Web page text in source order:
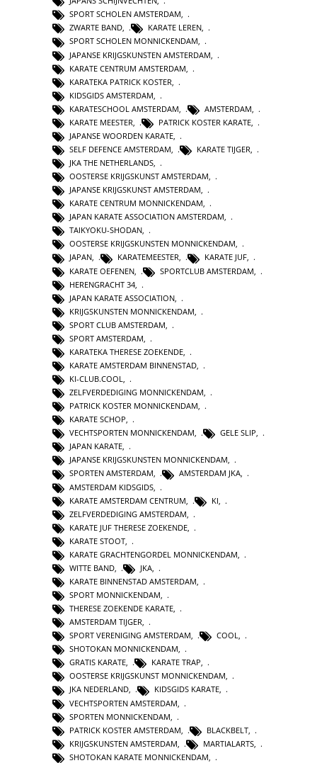
SPORT SCHOLEN AMSTERDAM,
ZWARTE BAND, KARATE LEREN,
SPORT SCHOLEN MONNICKENDAM,
JAPANSE KRIJGSKUNSTEN AMSTERDAM
KARATE CENTRUM AMSTERDAM
KARATEKA PATRICK KOSTER
KIDSGIDS AMSTERDAM
KARATESCHOOL AMSTERDAM
AMSTERDAM
KARATE MEESTER
PATRICK KOSTER KARATE
JAPANSE WOORDEN KARATE
SELF DEFENCE AMSTERDAM
KARATE TIJGER
JKA THE NETHERLANDS,
OOSTERSE KRIJGSKUNST AMSTERDAM,
JAPANSE KRIJGSKUNST AMSTERDAM,
KARATE CENTRUM MONNICKENDAM,
JAPAN KARATE ASSOCIATION AMSTERDAM,
TAIKYOKU-SHODAN,
OOSTERSE KRIJGSKUNSTEN MONNICKENDAM,
JAPAN, KARATEMEESTER, KARATE JUF,
KARATE OEFENEN
SPORTCLUB AMSTERDAM
HERENGRACHT 34
JAPAN KARATE ASSOCIATION
KRIJGSKUNSTEN MONNICKENDAM
SPORT CLUB AMSTERDAM
SPORT AMSTERDAM
KARATEKA THERESE ZOEKENDE
KARATE AMSTERDAM BINNENSTAD
KI-CLUB.COOL,
ZELFVERDEDIGING MONNICKENDAM,
PATRICK KOSTER MONNICKENDAM,
KARATE SCHOP,
VECHTSPORTEN MONNICKENDAM, GELE SLIP,
JAPAN KARATE,
JAPANSE KRIJGSKUNSTEN MONNICKENDAM,
SPORTEN AMSTERDAM, AMSTERDAM JKA,
AMSTERDAM KIDSGIDS
KARATE AMSTERDAM CENTRUM
KI
ZELFVERDEDIGING AMSTERDAM
KARATE JUF THERESE ZOEKENDE
KARATE STOOT
KARATE GRACHTENGORDEL MONNICKENDAM
WITTE BAND
JKA
KARATE BINNENSTAD AMSTERDAM
SPORT MONNICKENDAM,
THERESE ZOEKENDE KARATE,
AMSTERDAM TIJGER,
SPORT VERENIGING AMSTERDAM, COOL,
SHOTOKAN MONNICKENDAM,
GRATIS KARATE, KARATE TRAP,
OOSTERSE KRIJGSKUNST MONNICKENDAM,
JKA NEDERLAND, KIDSGIDS KARATE,
VECHTSPORTEN AMSTERDAM
SPORTEN MONNICKENDAM
PATRICK KOSTER AMSTERDAM
BLACKBELT
KRIJGSKUNSTEN AMSTERDAM
MARTIALARTS
SHOTOKAN KARATE MONNICKENDAM